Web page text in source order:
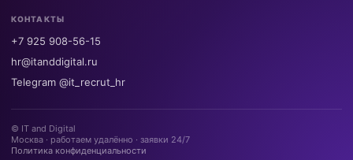
КОНТАКТЫ
+7 925 908-56-15
hr@itanddigital.ru
Telegram @it_recrut_hr
© IT and Digital
Москва · работаем удалённо · заявки 24/7
Политика конфиденциальности